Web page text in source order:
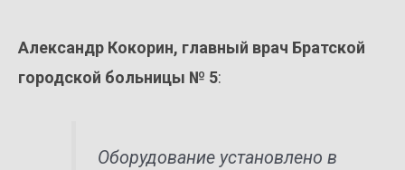
Александр Кокорин, главный врач Братской
городской больницы № 5:
Оборудование установлено в